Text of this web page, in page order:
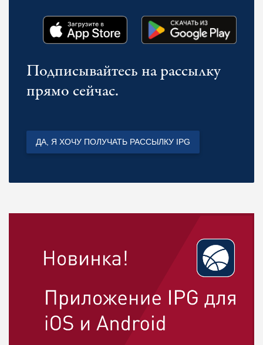
Подписывайтесь на рассылку
прямо сейчас.
ДА, Я ХОЧУ ПОЛУЧАТЬ РАССЫЛКУ IPG